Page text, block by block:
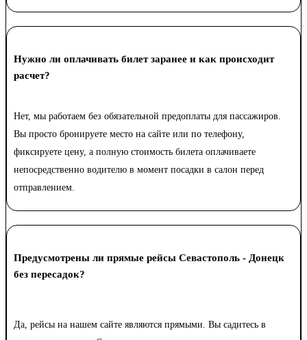
Нужно ли оплачивать билет заранее и как происходит
расчет?
Нет, мы работаем без обязательной предоплаты для пассажиров.
Вы просто бронируете место на сайте или по телефону,
фиксируете цену, а полную стоимость билета оплачиваете
непосредственно водителю в момент посадки в салон перед
отправлением.
Предусмотрены ли прямые рейсы Севастополь - Донецк
без пересадок?
Да, рейсы на нашем сайте являются прямыми. Вы садитесь в